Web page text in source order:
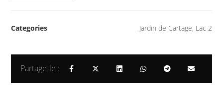
Categories Jardin de Cartage, Lac 2